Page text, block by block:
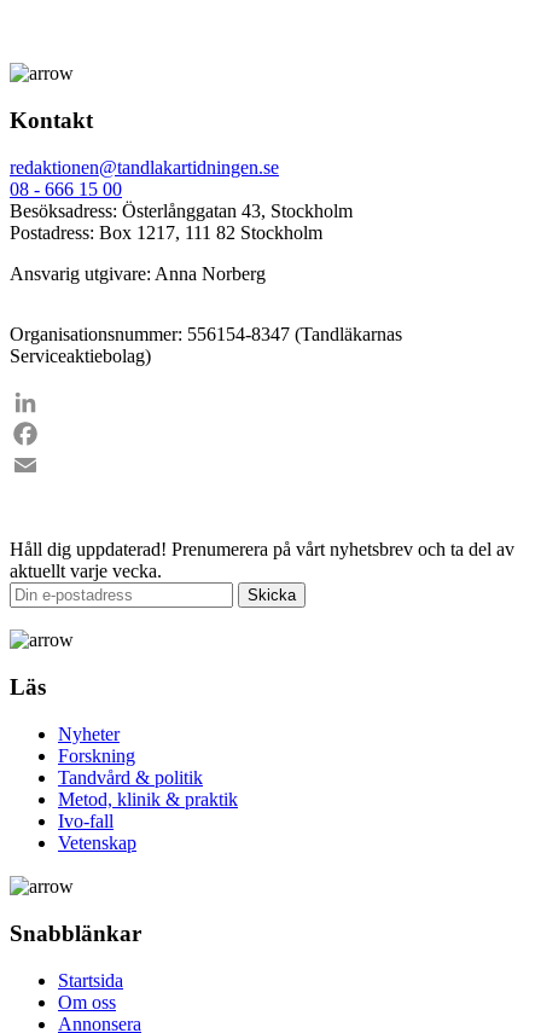
Kontakt
redaktionen@tandlakartidningen.se
08 - 666 15 00
Besöksadress: Österlånggatan 43, Stockholm
Postadress: Box 1217, 111 82 Stockholm
Ansvarig utgivare: Anna Norberg
Organisationsnummer: 556154-8347 (Tandläkarnas
Serviceaktiebolag)
LinkedIn
Facebook
Håll dig uppdaterad! Prenumerera på vårt nyhetsbrev och ta del av
aktuellt varje vecka.
Läs
Nyheter
Forskning
Tandvård & politik
Metod, klinik & praktik
Ivo-fall
Vetenskap
Snabblänkar
Startsida
Om oss
Annonsera